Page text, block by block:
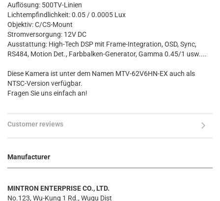
Auflösung: 500TV-Linien
Lichtempfindlichkeit: 0.05 / 0.0005 Lux
Objektiv: C/CS-Mount
Stromversorgung: 12V DC
Ausstattung: High-Tech DSP mit Frame-Integration, OSD, Sync,
RS484, Motion Det., Farbbalken-Generator, Gamma 0.45/1 usw....
Diese Kamera ist unter dem Namen MTV-62V6HN-EX auch als
NTSC-Version verfügbar.
Fragen Sie uns einfach an!
Customer reviews
Manufacturer
MINTRON ENTERPRISE CO., LTD.
No.123, Wu-Kung 1 Rd., Wugu Dist